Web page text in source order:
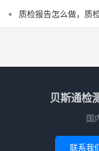
质检报告怎么做，质
贝斯通检
国
联系我